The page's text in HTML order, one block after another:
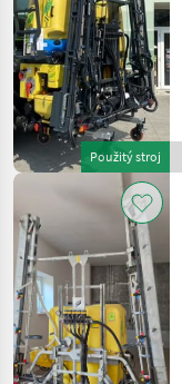
Použitý stroj